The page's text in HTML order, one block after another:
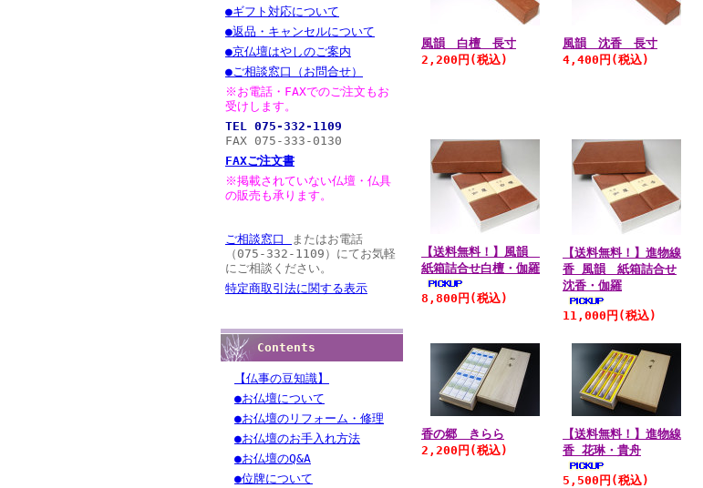
●ギフト対応について
●返品・キャンセルについて
●京仏壇はやしのご案内
●ご相談窓口（お問合せ）
※お電話・FAXでのご注文もお
受けします。
TEL 075-332-1109
FAX 075-333-0130
FAXご注文書
※掲載されていない仏壇・仏具
の販売も承ります。
ご相談窓口
またはお電話
（075-332-1109）にてお気軽
にご相談ください。
特定商取引法に関する表示
Contents
【仏事の豆知識】
●お仏壇について
●お仏壇のリフォーム・修理
●お仏壇のお手入れ方法
●お仏壇のQ&A
●位牌について
風韻 白檀 長寸
2,200円 (税込)
風韻 沈香 長寸
4,400円 (税込)
【送料無料！】風韻
紙箱詰合せ白檀・伽羅
8,800円 (税込)
【送料無料！】進物線
香 風韻 紙箱詰合せ
沈香・伽羅
11,000円 (税込)
香の郷 きらら
2,200円 (税込)
【送料無料！】進物線
香 花琳・貴舟
5,500円 (税込)